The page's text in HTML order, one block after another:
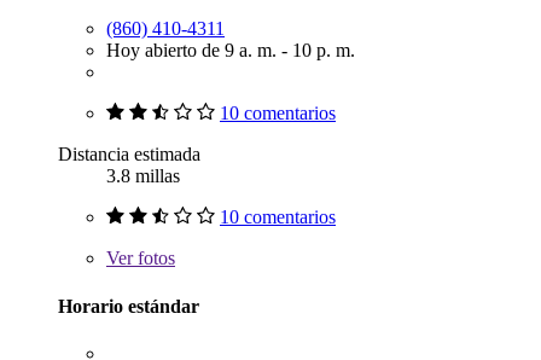
(860) 410-4311
Hoy abierto de 9 a. m. - 10 p. m.
10 comentarios
Distancia estimada
3.8 millas
10 comentarios
Verfotos
Horario estándar